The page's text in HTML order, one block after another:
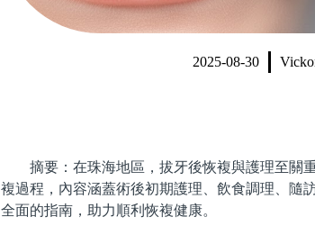
2025-08-30
摘要：在珠海地區，拔牙後恢複與護理至關
複過程，內容涵蓋術後初期護理、飲食調理、隨
全面的指南，助力順利恢複健康。